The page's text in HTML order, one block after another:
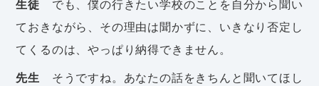
生徒 でも、僕の行きたい学校のことを自分から聞い
ておきながら、その理由は聞かずに、いきなり否定し
てくるのは、やっぱり納得できません。
先生 そうですね。あなたの話をきちんと聞いてほし